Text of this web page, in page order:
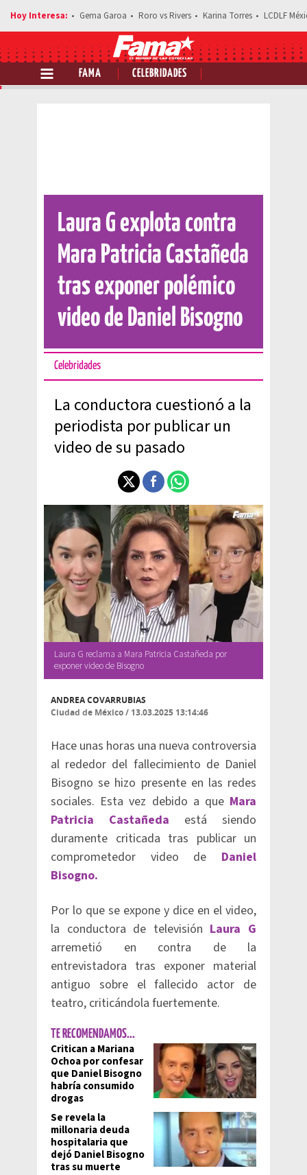
Gema Garoa Roro vs Rivers Karina Torres LCDLF
FAMA CELEBRIDADES
Comparte esta noticia
Laura G explota contra
Mara Patricia Castañeda
tras exponer polémico
video de Daniel Bisogno
Celebridades
La conductora cuestionó a la
periodista por publicar un
video de su pasado
Laura G reclama a Mara Patricia Castañeda por
exponer video de Bisogno
ANDREA COVARRUBIAS
Ciudad de México/ 13.03.2025 13:14:46
Hace unas horas una nueva controversia
al rededor del fallecimiento de Daniel
Bisogno se hizo presente en las redes
sociales. Esta vez debido a que Mara
Patricia Castañeda está siendo
duramente criticada tras publicar un
comprometedor video de Daniel
Bisogno.
Por lo que se expone y dice en el video,
la conductora de televisión Laura G
arremetió en contra de la
entrevistadora tras exponer material
antiguo sobre el fallecido actor de
teatro, criticándola fuertemente.
TE RECOMENDAMOS...
Critican a Mariana
Ochoa por confesar
que Daniel Bisogno
habría consumido
drogas
Se revela la
millonaria deuda
hospitalaria que
dejó Daniel Bisogno
tras su muerte